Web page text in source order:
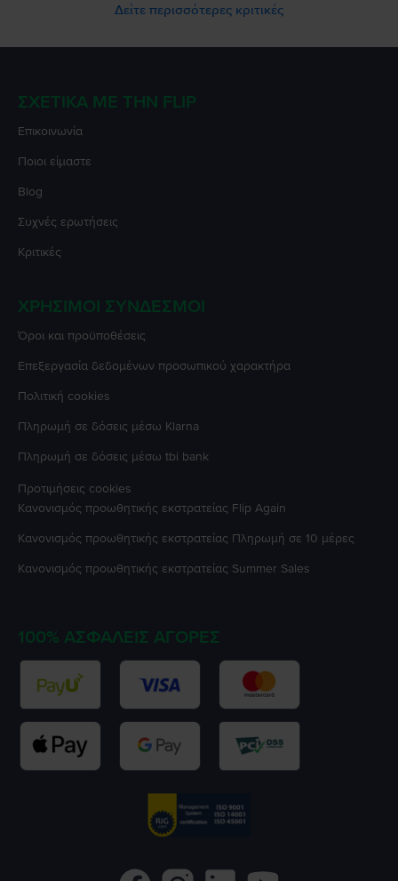
Δείτε περισσότερες κριτικές
ΣΧΕΤΙΚΆ ΜΕ ΤΗΝ FLIP
Επικοινωνία
Ποιοι είμαστε
Blog
Συχνές ερωτήσεις
Κριτικές
ΧΡΉΣΙΜΟΙ ΣΎΝΔΕΣΜΟΙ
Όροι και προϋποθέσεις
Επεξεργασία δεδομένων προσωπικού χαρακτήρα
Πολιτική cookies
Πληρωμή σε δόσεις μέσω Klarna
Πληρωμή σε δόσεις μέσω tbi bank
Προτιμήσεις cookies
Κανονισμός προωθητικής εκστρατείας Flip Again
Κανονισμός προωθητικής εκστρατείας Πληρωμή σε 10 μέρες
Κανονισμός προωθητικής εκστρατείας Summer Sales
100% ΑΣΦΑΛΕΊΣ ΑΓΟΡΈΣ